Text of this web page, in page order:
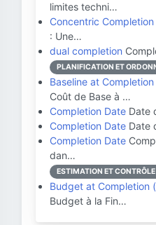
limites techni…
Concentric Completion
: Une…
dual completion
PLANIFICATION ET
Baseline at
Coût de Base à …
Completion Date Date
Completion Date Date
Completion Date
dan…
ESTIMATION ET
Budget at Completion
Budget à la Fin…